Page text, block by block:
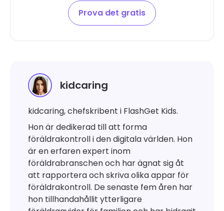
Prova det gratis
kidcaring
kidcaring, chefskribent i FlashGet Kids.
Hon är dedikerad till att forma
föräldrakontroll i den digitala världen. Hon
är en erfaren expert inom
föräldrabranschen och har ägnat sig åt
att rapportera och skriva olika appar för
föräldrakontroll. De senaste fem åren har
hon tillhandahållit ytterligare